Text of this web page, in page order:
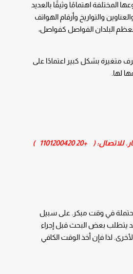
المختلفة اهتمامًا وثيقًا بالعديد
والتواريخ وأرقام الهواتف
البلدان الفواصل كفواصل،
متغيرة بشكل كبير اعتمادًا على
لها.
للاتصال: ( +20 1101200420
)
في وقت مبكر. على سبيل
قد يتطلب بعض البحث قبل إجراء
لذا فإن أخذ الوقت الكافي